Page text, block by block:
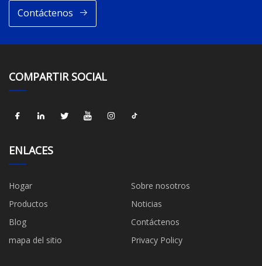
Contáctenos
COMPARTIR SOCIAL
ENLACES
Hogar
Sobre nosotros
Productos
Noticias
Blog
Contáctenos
mapa del sitio
Privacy Policy